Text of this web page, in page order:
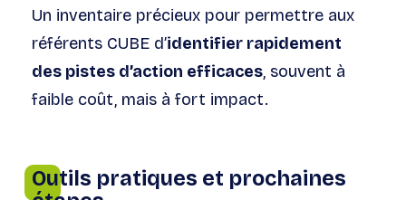
Un inventaire précieux pour permettre aux
référents CUBE d’identifier rapidement
des pistes d’action efficaces, souvent à
faible coût, mais à fort impact.
Outils pratiques et prochaines